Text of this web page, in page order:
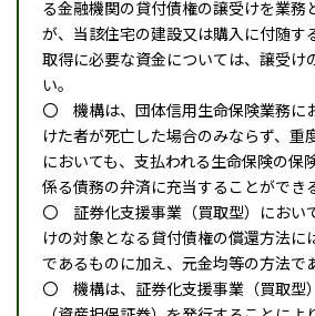
る金融機関の貸付債権の譲受けを業務
が、当該住宅の建設又は購入に付随す
取得に必要な資金については、譲受け
い。
〇 機構は、団体信用生命保険業務に
けた者が死亡した場合のみならず、重
においても、支払われる生命保険の保
係る債務の弁済に充当することができ
〇 証券化支援事業（買取型）におい
けの対象となる貸付債権の償還方法に
であるものに加え、元金均等の方法で
〇 機構は、証券化支援事業（買取型